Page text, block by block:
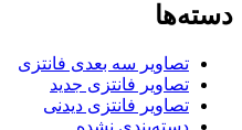
دسته‌ها
تصاویر سه بعدی فانتزی
تصاویر فانتزی جدید
تصاویر فانتزی دیدنی